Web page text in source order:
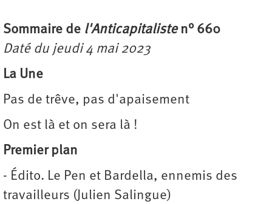
Sommaire de l'Anticapitalisten° 660
Daté du jeudi 4 mai 2023
La Une
Pas de trêve, pas d'apaisement
On est là et on sera là !
Premier plan
- Édito. Le Pen et Bardella, ennemis des
travailleurs (Julien Salingue)